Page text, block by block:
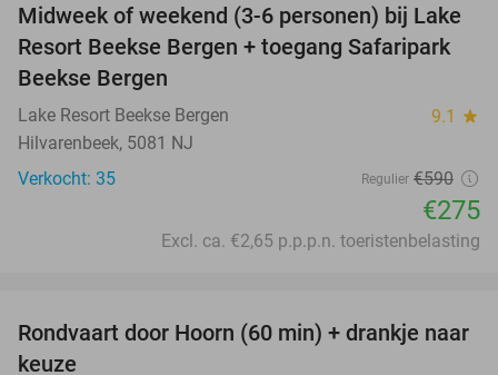
53%
Midweek of weekend (3-6 personen) bij Lake
Resort Beekse Bergen + toegang Safaripark
Beekse Bergen
Lake Resort Beekse Bergen 9.1 star
Hilvarenbeek, 5081 NJ
Verkocht: 35
Regulier €590
€275
Excl. ca. €2,65 p.p.p.n. toeristenbelasting
38%
Rondvaart door Hoorn (60 min) + drankje naar
keuze